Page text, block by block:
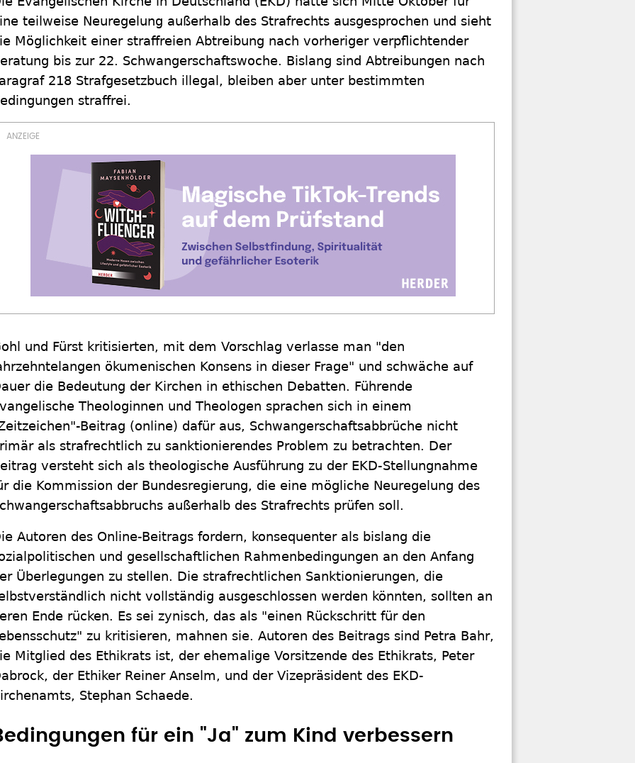
teilweise Neuregelung außerhalb des Strafrechts ausgesprochen und sieht
Möglichkeit einer straffreien Abtreibung nach vorheriger verpflichtender
bis zur 22. Schwangerschaftswoche. Bislang sind Abtreibungen nach
218 Strafgesetzbuch illegal, bleiben aber unter bestimmten
straffrei.
und Fürst kritisierten, mit dem Vorschlag verlasse man "den
ökumenischen Konsens in dieser Frage" und schwäche auf
die Bedeutung der Kirchen in ethischen Debatten. Führende
Theologinnen und Theologen sprachen sich in einem
Beitrag (online) dafür aus, Schwangerschaftsabbrüche nicht
als strafrechtlich zu sanktionierendes Problem zu betrachten. Der
versteht sich als theologische Ausführung zu der EKD-Stellungnahme
die Kommission der Bundesregierung, die eine mögliche Neuregelung des
außerhalb des Strafrechts prüfen soll.
Autoren des Online-Beitrags fordern, konsequenter als bislang die
und gesellschaftlichen Rahmenbedingungen an den Anfang
Überlegungen zu stellen. Die strafrechtlichen Sanktionierungen, die
nicht vollständig ausgeschlossen werden könnten, sollten an
Ende rücken. Es sei zynisch, das als "einen Rückschritt für den
zu kritisieren, mahnen sie. Autoren des Beitrags sind Petra Bahr,
Mitglied des Ethikrats ist, der ehemalige Vorsitzende des Ethikrats, Peter
der Ethiker Reiner Anselm, und der Vizepräsident des EKD-
Stephan Schaede.
für ein "Ja" zum Kind verbessern